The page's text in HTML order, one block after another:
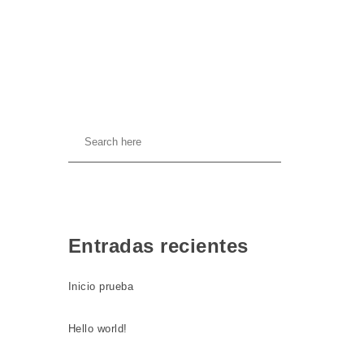
Entradas recientes
Inicio prueba
Hello world!